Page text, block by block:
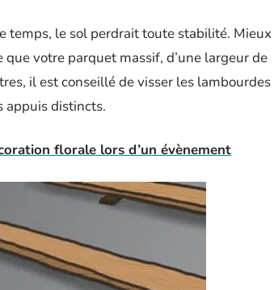
temps, le sol perdrait toute stabilité. Mieux
votre parquet massif, d’une largeur de
il est conseillé de visser les lambourdes
appuis distincts.
florale lors d’un évènement